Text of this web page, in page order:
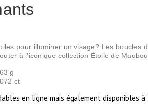
pour illuminer un visage? Les boucles
à l'iconique collection Étoile de
g
ct
en ligne mais également disponibles à